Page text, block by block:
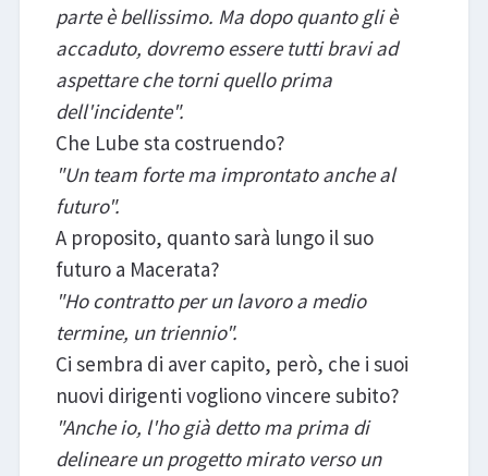
parte è bellissimo. Ma dopo quanto gli è
accaduto, dovremo essere tutti bravi ad
aspettare che torni quello prima
dell'incidente".
Che Lube sta costruendo?
"Un team forte ma improntato anche al
futuro".
A proposito, quanto sarà lungo il suo
futuro a Macerata?
"Ho contratto per un lavoro a medio
termine, un triennio".
Ci sembra di aver capito, però, che i suoi
nuovi dirigenti vogliono vincere subito?
"Anche io, l'ho già detto ma prima di
delineare un progetto mirato verso un